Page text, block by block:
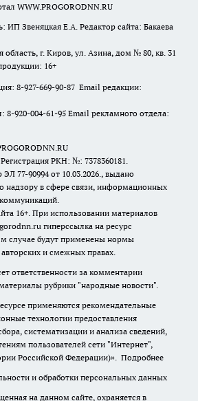
WWW.PROGORODNN.RU
ИП Звеняцкая Е.А. Редактор сайта: Бакаева
область, г. Киров, ул. Азина, дом № 80, кв. 31
16+
8-927-669-90-87 Email редакции:
8-920-004-61-95 Email рекламного отдела:
РКН: №: 7378360181.
77-90994 от 10.03.2026., выдано
надзору в сфере связи, информационных
16+. При использовании материалов
гиперссылка на ресурс
случае будут применены нормы
и смежных правах.
ответственности за комментарии
рубрики "народные новости".
применяются рекомендательные
технологии предоставления
систематизации и анализа сведений,
пользователей сети "Интернет",
Российской Федерации)». Подробнее
и обработки персональных данных
на данном сайте, охраняется в